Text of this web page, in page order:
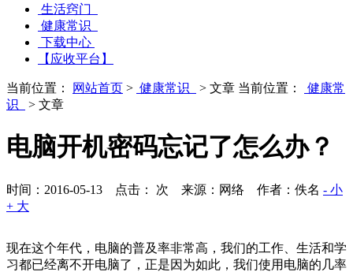
生活窍门
健康常识
下载中心
【应收平台】
当前位置： 网站首页 > 健康常识 > 文章 当前位置：
健康常
识
> 文章
电脑开机密码忘记了怎么办？
时间：2016-05-13 点击： 次 来源：网络 作者：佚名 - 小
+ 大
现在这个年代，电脑的普及率非常高，我们的工作、生活和学
习都已经离不开电脑了，正是因为如此，我们使用电脑的几率